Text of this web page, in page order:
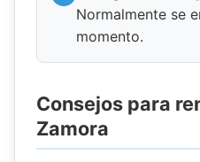
Normalmente se
momento.
Consejos para
Zamora